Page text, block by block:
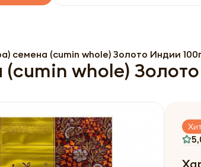
семена (cumin whole) Золото Индии
whole)